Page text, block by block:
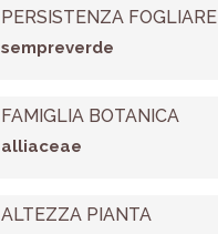
PERSISTENZA FOGLIARE
sempreverde
FAMIGLIA BOTANICA
alliaceae
ALTEZZA PIANTA